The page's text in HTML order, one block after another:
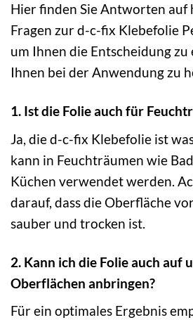
Hier finden Sie Antworten auf
Fragen zur d-c-fix Klebefolie
um Ihnen die Entscheidung
Ihnen bei der Anwendung zu
1. Ist die Folie auch für
Ja, die d-c-fix Klebefolie ist
kann in Feuchträumen wie
Küchen verwendet werden.
darauf, dass die Oberfläche
sauber und trocken ist.
2. Kann ich die Folie auch auf
Oberflächen anbringen?
Für ein optimales Ergebnis